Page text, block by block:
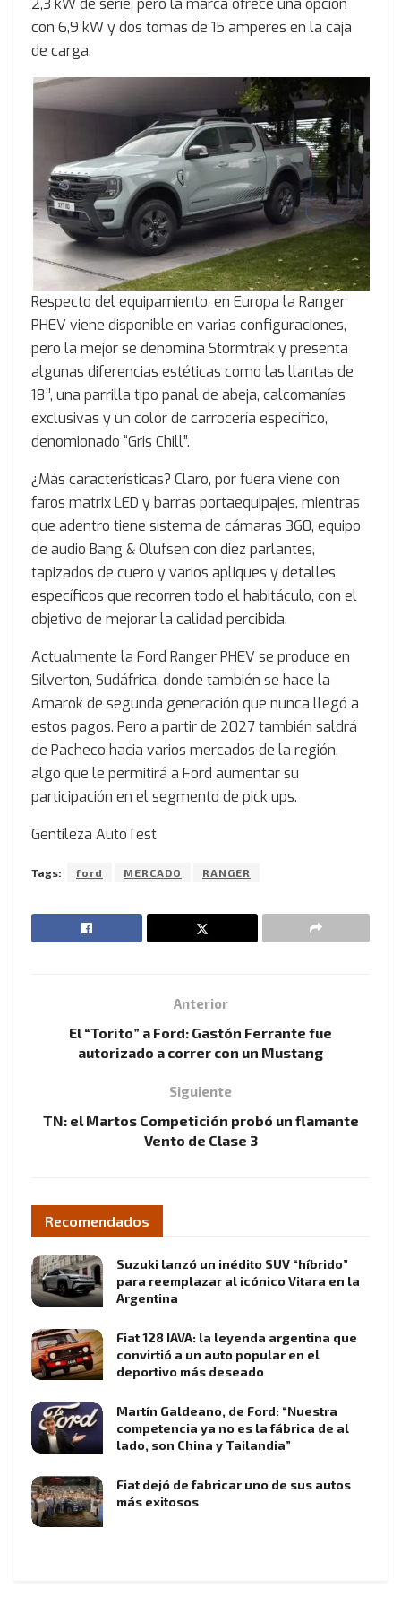
2,3 kW de serie, pero la marca ofrece una opción
con 6,9 kW y dos tomas de 15 amperes en la caja
de carga.
Respecto del equipamiento, en Europa la Ranger
PHEV viene disponible en varias configuraciones,
pero la mejor se denomina Stormtrak y presenta
algunas diferencias estéticas como las llantas de
18’’, una parrilla tipo panal de abeja, calcomanías
exclusivas y un color de carrocería específico,
denomionado “Gris Chill”.
¿Más características? Claro, por fuera viene con
faros matrix LED y barras portaequipajes, mientras
que adentro tiene sistema de cámaras 360, equipo
de audio Bang & Olufsen con diez parlantes,
tapizados de cuero y varios apliques y detalles
específicos que recorren todo el habitáculo, con el
objetivo de mejorar la calidad percibida.
Actualmente la Ford Ranger PHEV se produce en
Silverton, Sudáfrica, donde también se hace la
Amarok de segunda generación que nunca llegó a
estos pagos. Pero a partir de 2027 también saldrá
de Pacheco hacia varios mercados de la región,
algo que le permitirá a Ford aumentar su
participación en el segmento de pick ups.
Gentileza AutoTest
Tags: ford MERCADO RANGER
Anterior
El “Torito” a Ford: Gastón Ferrante fue
autorizado a correr con un Mustang
Siguiente
TN: el Martos Competición probó un flamante
Vento de Clase 3
Recomendados
Suzuki lanzó un inédito SUV “híbrido”
para reemplazar al icónico Vitara en la
Argentina
Fiat 128 IAVA: la leyenda argentina que
convirtió a un auto popular en el
deportivo más deseado
Martín Galdeano, de Ford: “Nuestra
competencia ya no es la fábrica de al
lado, son China y Tailandia”
Fiat dejó de fabricar uno de sus autos
más exitosos